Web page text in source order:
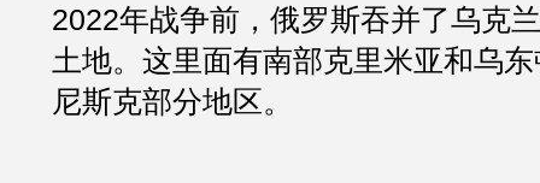
2022年战争前，俄罗斯吞并了乌克
土地。这里面有南部克里米亚和乌
尼斯克部分地区。